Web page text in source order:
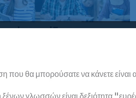
που θα μπορούσατε να κάνετε είναι